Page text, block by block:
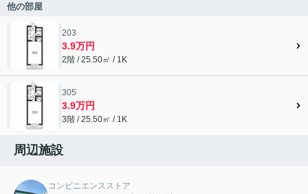
他の部屋
203
3.9万円
2階 / 25.50㎡ / 1K
305
3.9万円
3階 / 25.50㎡ / 1K
周辺施設
コンビニエンスストア